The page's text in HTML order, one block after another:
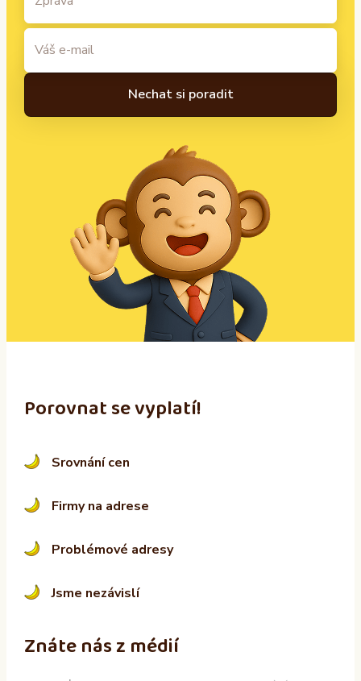
:
Porovnat se vyplatí!
Srovnání cen
Firmy na adrese
Problémové adresy
Jsme nezávislí
Znáte nás z médií